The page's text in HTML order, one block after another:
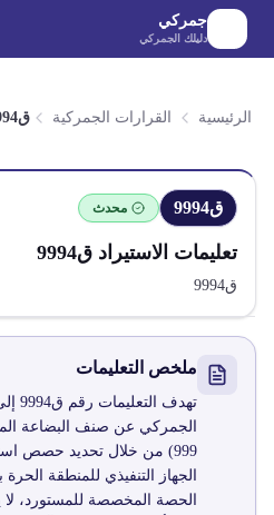
الانتقال إلى المحتوى الرئيسي
جمركي
دليلك الجمركي
الرئيسية القرارات الجمركية ق9994
ق9994 محدث
تعليمات الاستيراد ق9994
ق9994
ملخص التعليمات
الجمركي عن صنف البضاعة
999) من خلال تحديد حصص
الجهاز التنفيذي للمنطقة
الحصة المخصصة للمستورد،